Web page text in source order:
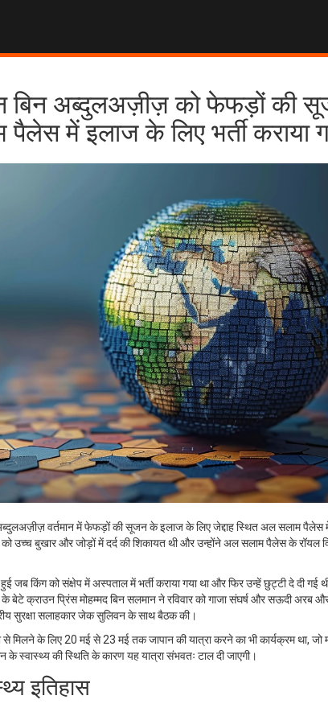
बिन अब्दुलअज़ीज़ को फेफड़ों की
में इलाज के लिए भर्ती कराया
वर्तमान में फेफड़ों की सूजन के इलाज के लिए जेद्दाह स्थित अल सलाम पैलेस में
उच्च बुखार और जोड़ों में दर्द की शिकायत थी और उन्होंने अल सलाम पैलेस के रॉयल
जब किंग को संक्षेप में अस्पताल में भर्ती कराया गया था और फिर उन्हें छुट्टी दे दी
बेटे क्राउन प्रिंस मोहम्मद बिन सलमान ने रविवार को गाजा संघर्ष और सऊदी अरब
सुरक्षा सलाहकार जेक सुलिवन के साथ बैठक की।
से मिलने के लिए 20 मई से 23 मई तक जापान की यात्रा करने का भी कार्यक्रम था, जो
के स्वास्थ्य की स्थिति के कारण यह यात्रा संभवतः टाल दी जाएगी।
इतिहास